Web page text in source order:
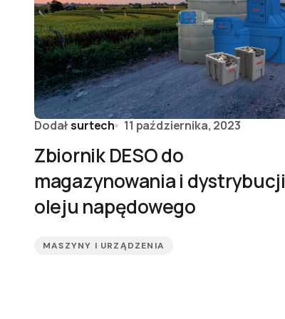
Dodałsurtech 11 października, 2023
Zbiornik DESO do
magazynowania i dystrybucji
oleju napędowego
MASZYNY I URZĄDZENIA